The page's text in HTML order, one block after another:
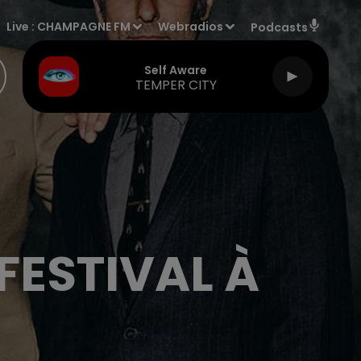
Live : CHAMPAGNE FM Webradios Podcasts
Self Aware
TEMPER CITY
À